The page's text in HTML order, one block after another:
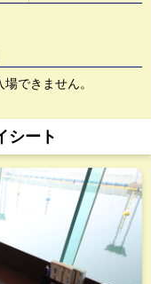
できません。
シート